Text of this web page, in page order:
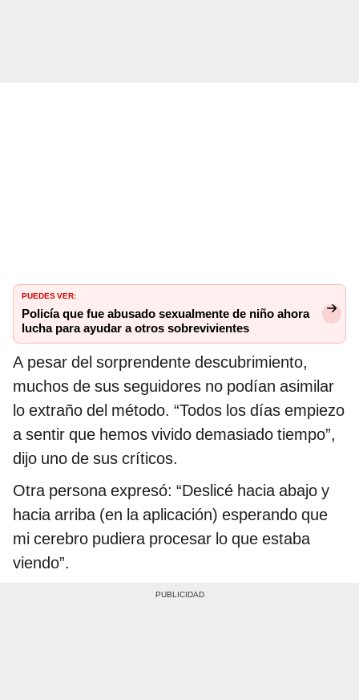
PUEDES VER:
Policía que fue abusado sexualmente de niño ahora
lucha para ayudar a otros sobrevivientes
A pesar del sorprendente descubrimiento,
muchos de sus seguidores no podían asimilar
lo extraño del método. “Todos los días empiezo
a sentir que hemos vivido demasiado tiempo”,
dijo uno de sus críticos.
Otra persona expresó: “Deslicé hacia abajo y
hacia arriba (en la aplicación) esperando que
mi cerebro pudiera procesar lo que estaba
viendo”.